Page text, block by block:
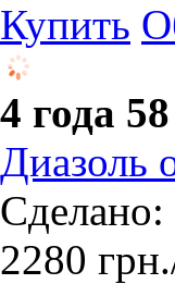
Купить
4 года
Диазоль
2280 грн.